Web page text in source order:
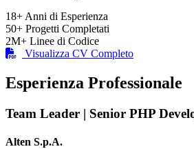
18+ Anni di Esperienza
50+ Progetti Completati
2M+ Linee di Codice
Visualizza CV Completo
Esperienza Professionale
Team Leader | Senior PHP
Alten S.p.A.